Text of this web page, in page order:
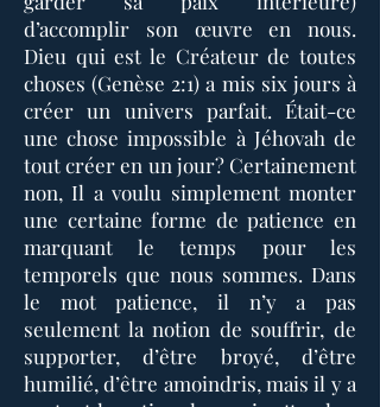
d’accomplir son œuvre en nous.
Dieu qui est le Créateur de toutes
choses (Genèse 2:1) a mis six jours à
créer un univers parfait. Était-ce
une chose impossible à Jéhovah de
tout créer en un jour? Certainement
non, Il a voulu simplement monter
une certaine forme de patience en
marquant le temps pour les
temporels que nous sommes. Dans
le mot patience, il n’y a pas
seulement la notion de souffrir, de
supporter, d’être broyé, d’être
humilié, d’être amoindris, mais il y a